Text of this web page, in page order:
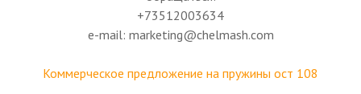
+73512003634
e-mail: marketing@chelmash.com
Коммерческое предложение на пружины ост 108